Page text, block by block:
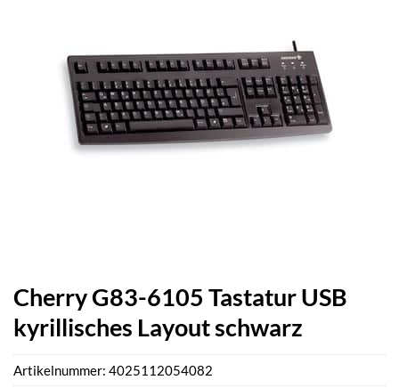
Cherry G83-6105 Tastatur USB
kyrillisches Layout schwarz
Artikelnummer: 4025112054082